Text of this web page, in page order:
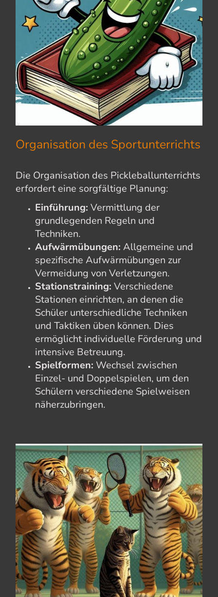
Organisation des Sportunterrichts
Die Organisation des Pickleballunterrichts
erfordert eine sorgfältige Planung:
Einführung: Vermittlung der
grundlegenden Regeln und
Techniken.
Aufwärmübungen: Allgemeine und
spezifische Aufwärmübungen zur
Vermeidung von Verletzungen.
Stationstraining: Verschiedene
Stationen einrichten, an denen die
Schüler unterschiedliche Techniken
und Taktiken üben können. Dies
ermöglicht individuelle Förderung und
intensive Betreuung.
Spielformen: Wechsel zwischen
Einzel- und Doppelspielen, um den
Schülern verschiedene Spielweisen
näherzubringen.